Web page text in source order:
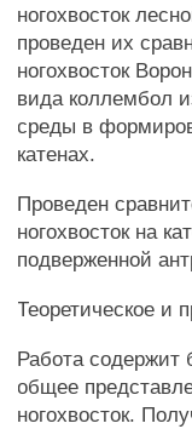
ногохвосток
проведен их
ногохвосток
вида коллембол
среды в
катенах.
Проведен
ногохвосток на
подверженной
Теоретическое и
Работа содержит
общее
ногохвосток.